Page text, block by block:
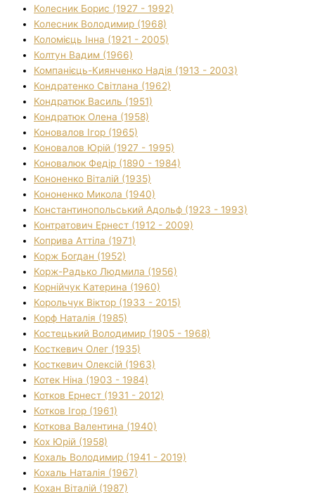
Колесник Борис (1927 - 1992)
Колесник Володимир (1968)
Коломієць Інна (1921 - 2005)
Колтун Вадим (1966)
Компанієць-Киянченко Надія (1913 - 2003)
Кондратенко Світлана (1962)
Кондратюк Василь (1951)
Кондратюк Олена (1958)
Коновалов Ігор (1965)
Коновалов Юрій (1927 - 1995)
Коновалюк Федір (1890 - 1984)
Кононенко Віталій (1935)
Кононенко Микола (1940)
Константинопольський Адольф (1923 - 1993)
Контратович Ернест (1912 - 2009)
Коприва Аттіла (1971)
Корж Богдан (1952)
Корж-Радько Людмила (1956)
Корнійчук Катерина (1960)
Корольчук Віктор (1933 - 2015)
Корф Наталія (1985)
Костецький Володимир (1905 - 1968)
Косткевич Олег (1935)
Косткевич Олексій (1963)
Котек Ніна (1903 - 1984)
Котков Ернест (1931 - 2012)
Котков Ігор (1961)
Коткова Валентина (1940)
Кох Юрій (1958)
Кохаль Володимир (1941 - 2019)
Кохаль Наталія (1967)
Кохан Віталій (1987)